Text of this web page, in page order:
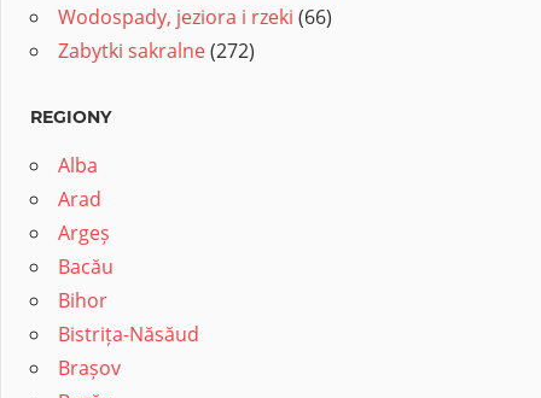
Wodospady, jeziora i rzeki (66)
Zabytki sakralne(272)
REGIONY
Alba
Arad
Argeș
Bacău
Bihor
Bistrița-Năsăud
Brașov